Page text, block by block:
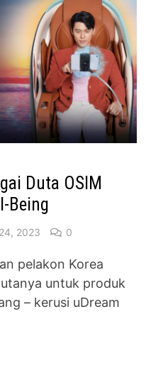
Duta OSIM
Being
2023 0
pelakon Korea
untuk produk
– kerusi uDream